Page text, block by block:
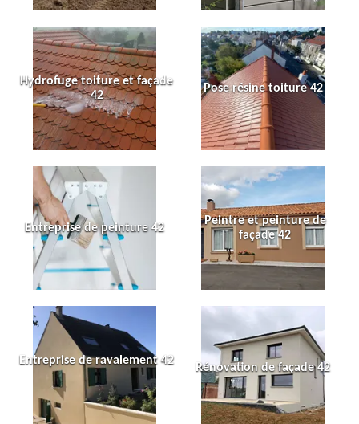
Hydrofuge toiture et façade
42
Pose résine toiture 42
Entreprise de peinture 42
Peintre et peinture de
façade 42
Entreprise de ravalement 42
Rénovation de façade 42